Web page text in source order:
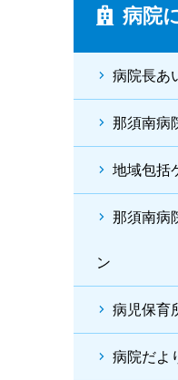
病院
病院長あ
那須南病
地域包括
那須南病
ン
病児保育
病院だよ